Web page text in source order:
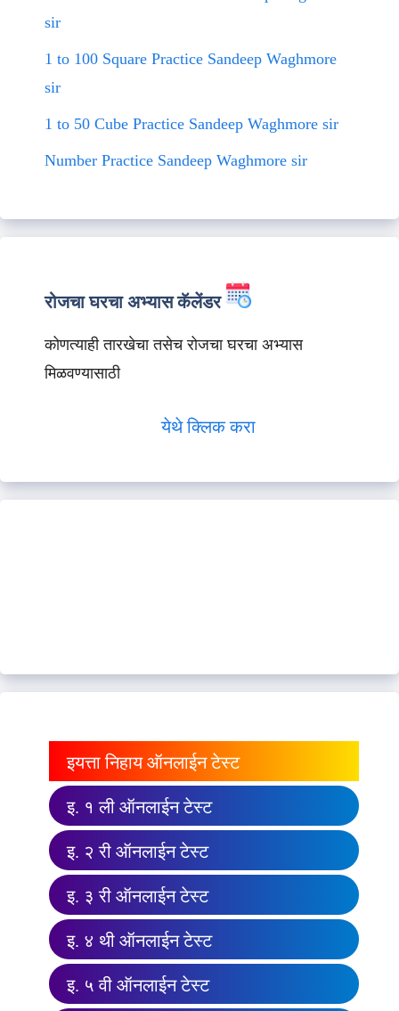
sir
1 to 100 Square Practice Sandeep Waghmore
sir
1 to 50 Cube Practice Sandeep Waghmore sir
Number Practice Sandeep Waghmore sir
रोजचा घरचा अभ्यास कॅलेंडर
कोणत्याही तारखेचा तसेच रोजचा घरचा अभ्यास
मिळवण्यासाठी
येथे क्लिक करा
इयत्ता निहाय ऑनलाईन टेस्ट
इ. १ ली ऑनलाईन टेस्ट
इ. २ री ऑनलाईन टेस्ट
इ. ३ री ऑनलाईन टेस्ट
इ. ४ थी ऑनलाईन टेस्ट
इ. ५ वी ऑनलाईन टेस्ट